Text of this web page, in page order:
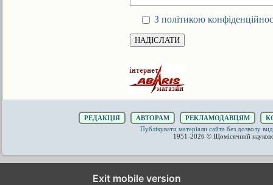
З політикою
РЕДАКЦІЯ АВТОРАМ РЕКЛАМОДАВЦЯМ
Публікувати матеріали сайта без дозволу
1951-2026 © Щомісячний
Exit mobile version